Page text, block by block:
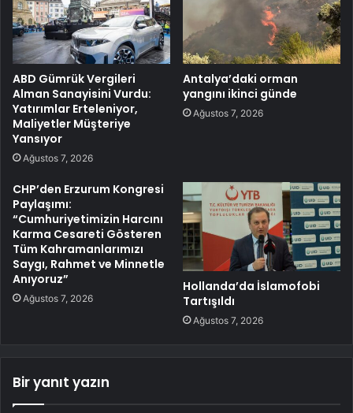
ABD Gümrük Vergileri
Alman Sanayisini Vurdu:
Yatırımlar Erteleniyor,
Maliyetler Müşteriye
Yansıyor
Ağustos 7, 2026
Antalya’daki orman
yangını ikinci günde
Ağustos 7, 2026
CHP’den Erzurum Kongresi
Paylaşımı:
“Cumhuriyetimizin Harcını
Karma Cesareti Gösteren
Tüm Kahramanlarımızı
Saygı, Rahmet ve Minnetle
Anıyoruz”
Ağustos 7, 2026
Hollanda’da İslamofobi
Tartışıldı
Ağustos 7, 2026
Bir yanıt yazın